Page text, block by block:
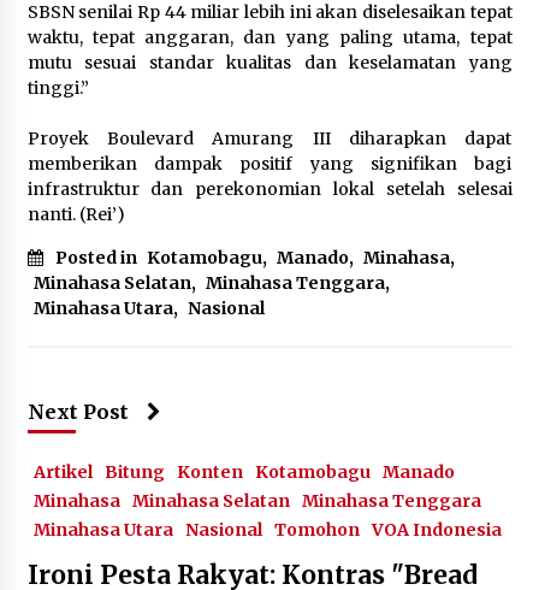
SBSN senilai Rp 44 miliar lebih ini akan diselesaikan tepat
waktu, tepat anggaran, dan yang paling utama, tepat
mutu sesuai standar kualitas dan keselamatan yang
tinggi.”
‎Proyek Boulevard Amurang III diharapkan dapat
memberikan dampak positif yang signifikan bagi
infrastruktur dan perekonomian lokal setelah selesai
nanti. (Rei’)
Posted in Kotamobagu, Manado, Minahasa,
Minahasa Selatan, Minahasa Tenggara,
Minahasa Utara, Nasional
Next Post
Artikel Bitung Konten Kotamobagu Manado
Minahasa Minahasa Selatan Minahasa Tenggara
Minahasa Utara Nasional Tomohon VOA Indonesia
Ironi Pesta Rakyat: Kontras "Bread